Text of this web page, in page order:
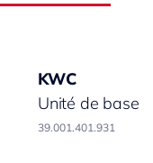
KWC
Unité de base
39.001.401.931